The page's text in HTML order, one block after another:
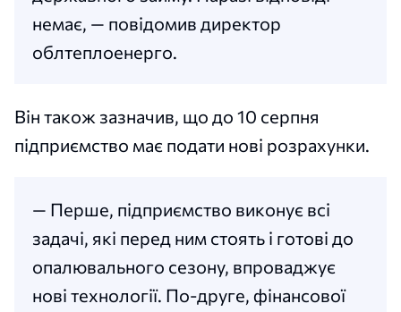
немає, — повідомив директор
облтеплоенерго.
Він також зазначив, що до 10 серпня
підприємство має подати нові розрахунки.
— Перше, підприємство виконує всі
задачі, які перед ним стоять і готові до
опалювального сезону, впроваджує
нові технології. По-друге, фінансової